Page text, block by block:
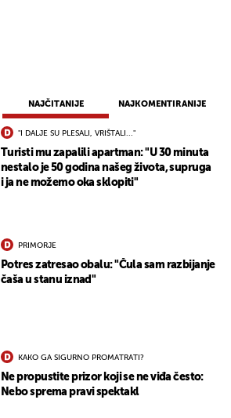
NAJČITANIJE NAJKOMENTIRANIJE
"I DALJE SU PLESALI, VRIŠTALI..."
Turisti mu zapalili apartman: "U 30 minuta
nestalo je 50 godina našeg života, supruga
i ja ne možemo oka sklopiti"
PRIMORJE
Potres zatresao obalu: "Čula sam razbijanje
čaša u stanu iznad"
KAKO GA SIGURNO PROMATRATI?
Ne propustite prizor koji se ne viđa često:
Nebo sprema pravi spektakl